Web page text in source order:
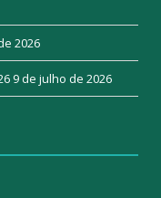
2026
9 de julho de 2026